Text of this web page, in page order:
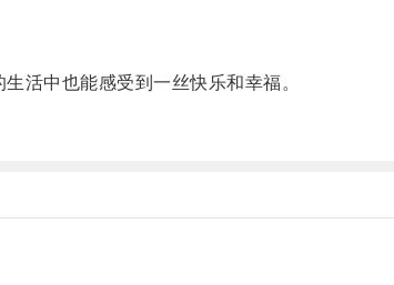
活中也能感受到一丝快乐和幸福。